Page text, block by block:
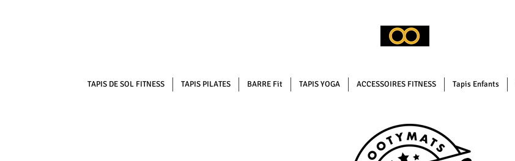
TAPIS DE SOL FITNESS TAPIS PILATES BARRE Fit TAPIS YOGA ACCESSOIRES FITNESS Tapis Enfants